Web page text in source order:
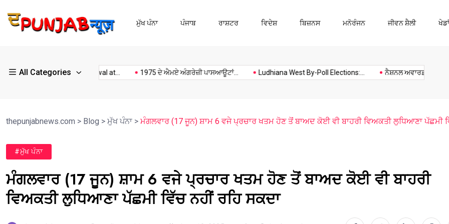
ਮੁੱਖ ਪੰਨਾ ਪੰਜਾਬ ਰਾਸ਼ਟਰ ਵਿਦੇਸ਼ ਬਿਜ਼ਨਸ ਮਨੋਰੰਜਨ ਜੀਵਨ ਸ਼ੈਲੀ ਖੇਡਾਂ
All Categories
Kulwant Singh dhaliwal at... 1975 ਦੇ ਐਮਏ ਅੰਗਰੇਜ਼ੀ ਪਾਸਆਊਟਾਂ... Ludhiana West By-Poll Elections:... ਨੈਸ਼ਨਲ ਅਵਾਰਡੀ ਅਧਿਆਪਕ
Ludhiana Music Politics Sports
thepunjabnews.com > Blog > ਮੁੱਖ ਪੰਨਾ > ਮੰਗਲਵਾਰ (17 ਜੂਨ) ਸ਼ਾਮ 6 ਵਜੇ ਪ੍ਰਚਾਰ ਖਤਮ ਹੋਣ ਤੋਂ ਬਾਅਦ ਕੋਈ ਵੀ ਬਾਹਰੀ ਵਿਅਕਤੀ ਲੁਧਿਆਣਾ ਪੱਛਮੀ
#ਮੁੱਖ ਪੰਨਾ
ਮੰਗਲਵਾਰ (17 ਜੂਨ) ਸ਼ਾਮ 6 ਵਜੇ ਪ੍ਰਚਾਰ ਖਤਮ ਹੋਣ ਤੋਂ ਬਾਅਦ ਕੋਈ ਵੀ ਬਾਹਰੀ
ਵਿਅਕਤੀ ਲੁਧਿਆਣਾ ਪੱਛਮੀ ਵਿੱਚ ਨਹੀਂ ਰਹਿ ਸਕਦਾ